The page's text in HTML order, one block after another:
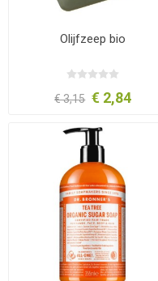
Olijfzeep bio
€ 3,15 € 2,84